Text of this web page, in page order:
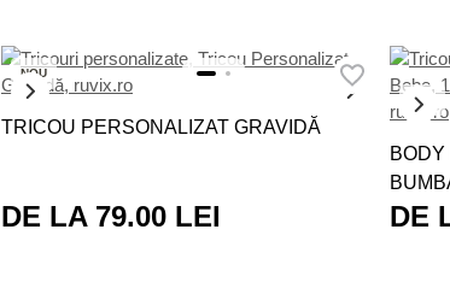
NOU
TRICOU PERSONALIZAT GRAVIDĂ
DE LA 79.00 LEI
NOU
DE